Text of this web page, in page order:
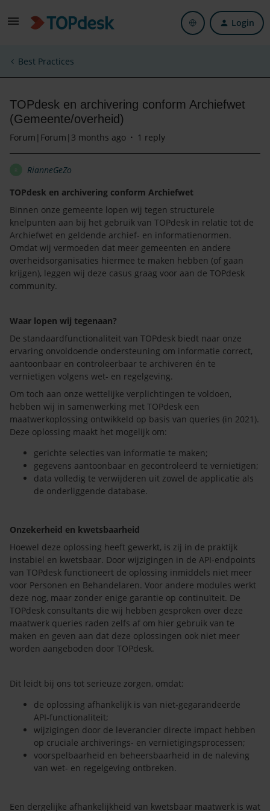
Login
Best Practices
TOPdesk en archivering conform Archiefwet
(Gemeente/overheid)
Forum|Forum|3 months ago 1 reply
RianneGeZo
TOPdesk en archivering conform Archiefwet
Binnen onze gemeente lopen wij tegen structurele
knelpunten aan bij het gebruik van TOPdesk in relatie tot de
Archiefwet en geldende archief- en informatienormen.
Omdat wij vermoeden dat meer gemeenten en andere
overheidsorganisaties hiermee te maken hebben (of gaan
krijgen), leggen wij deze casus graag voor aan de TOPdesk
community.
Waar lopen wij tegenaan?
De standaardfunctionaliteit van TOPdesk biedt naar onze
ervaring onvoldoende ondersteuning om informatie correct,
aantoonbaar en controleerbaar te archiveren én te
vernietigen volgens wet- en regelgeving.
Om toch aan onze wettelijke verplichtingen te voldoen,
hebben wij in samenwerking met TOPdesk een
maatwerkoplossing ontwikkeld op basis van queries (in 2021).
Deze oplossing maakt het mogelijk om:
gerichte selecties van informatie te maken;
gegevens aantoonbaar en gecontroleerd te vernietigen;
data volledig te verwijderen uit zowel de applicatie als
de onderliggende database.
Onzekerheid en kwetsbaarheid
Hoewel deze oplossing heeft gewerkt, is zij in de praktijk
instabiel en kwetsbaar. Door wijzigingen in de API‑endpoints
van TOPdesk functioneert de oplossing inmiddels niet meer
voor Personen en Behandelaren. Voor andere modules werkt
deze nog, maar zonder enige garantie op continuïteit. De
TOPdesk consultants die wij hebben gesproken over deze
maatwerk queries raden zelfs af om hier gebruik van te
maken en geven aan dat deze oplossingen ook niet meer
worden aangeboden door TOPdesk.
Dit leidt bij ons tot serieuze zorgen, omdat:
de oplossing afhankelijk is van niet‑gegarandeerde
API‑functionaliteit;
wijzigingen door de leverancier directe impact hebben
op cruciale archiverings- en vernietigingsprocessen;
voorspelbaarheid en beheersbaarheid in de naleving
van wet- en regelgeving ontbreken.
Een dergelijke afhankelijkheid van kwetsbaar maatwerk is wat